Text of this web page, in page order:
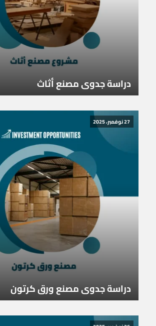
دراسة جدوى مصنع أثاث
27 نوفمبر، 2025
دراسة جدوى مصنع ورق كرتون